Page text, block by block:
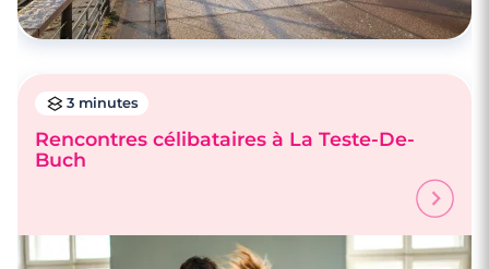
3 minutes
3 minutes
Rencontres célibataires à La Teste-De-
Buch